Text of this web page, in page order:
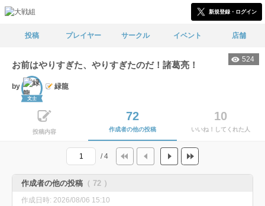
新規登録・ログイン
投稿 プレイヤー サークル イベント 店舗
524
お前はやりすぎた、やりすぎたのだ！諸葛亮！
by
文士
緑龍
投稿内容
72
作成者の他の投稿
10
いいね！してくれた人
/ 4
作成者の他の投稿 （ 72 ）
作成日時: 2026/08/06 15:10